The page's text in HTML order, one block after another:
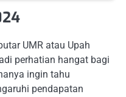
UMR atau Upah
perhatian hangat bagi
ingin tahu
pendapatan